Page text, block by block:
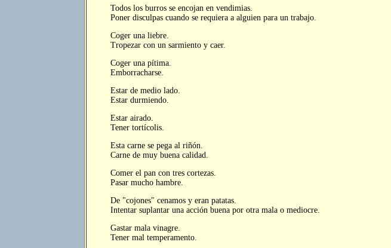
Todos los burros se encojan en vendimias.
Poner disculpas cuando se requiera a alguien para un trabajo.
Coger una liebre.
Tropezar con un sarmiento y caer.
Coger una pítima.
Emborracharse.
Estar de medio lado.
Estar durmiendo.
Estar airado.
Tener tortícolis.
Esta carne se pega al riñón.
Carne de muy buena calidad.
Comer el pan con tres cortezas.
Pasar mucho hambre.
De "cojones" cenamos y eran patatas.
Intentar suplantar una acción buena por otra mala o mediocre.
Gastar mala vinagre.
Tener mal temperamento.